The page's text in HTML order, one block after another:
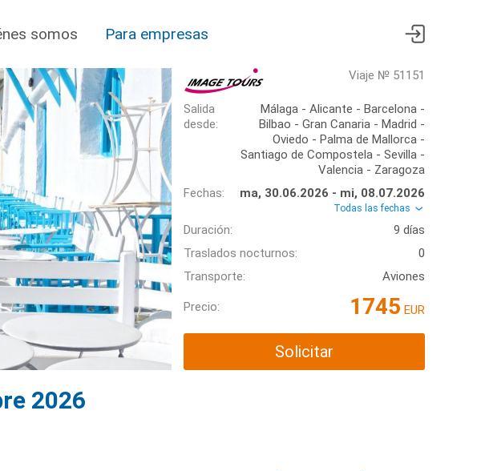
somos Para empresas
Viaje № 51151
Salida
desde:
Málaga - Alicante - Barcelona -
Bilbao - Gran Canaria - Madrid -
Oviedo - Palma de Mallorca -
Santiago de Compostela - Sevilla -
Valencia - Zaragoza
Fechas:
ma, 30.06.2026 - mi, 08.07.2026
Todas las fechas
Duración:
9 días
Traslados nocturnos:
0
Transporte:
Aviones
Precio: 1745 EUR
Solicitar
2026